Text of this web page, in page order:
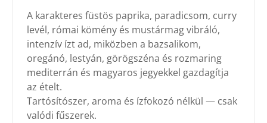
A karakteres füstös paprika, paradicsom, curry
levél, római kömény és mustármag vibráló,
intenzív ízt ad, miközben a bazsalikom,
oregánó, lestyán, görögszéna és rozmaring
mediterrán és magyaros jegyekkel gazdagítja
az ételt.
Tartósítószer, aroma és ízfokozó nélkül — csak
valódi fűszerek.